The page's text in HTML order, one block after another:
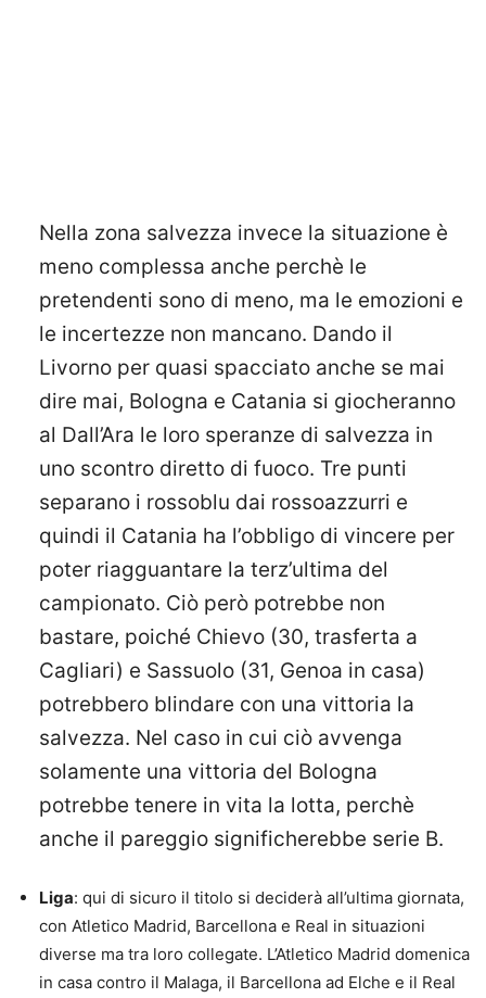
Nella zona salvezza invece la situazione è
meno complessa anche perchè le
pretendenti sono di meno, ma le emozioni e
le incertezze non mancano. Dando il
Livorno per quasi spacciato anche se mai
dire mai, Bologna e Catania si giocheranno
al Dall’Ara le loro speranze di salvezza in
uno scontro diretto di fuoco. Tre punti
separano i rossoblu dai rossoazzurri e
quindi il Catania ha l’obbligo di vincere per
poter riagguantare la terz’ultima del
campionato. Ciò però potrebbe non
bastare, poiché Chievo (30, trasferta a
Cagliari) e Sassuolo (31, Genoa in casa)
potrebbero blindare con una vittoria la
salvezza. Nel caso in cui ciò avvenga
solamente una vittoria del Bologna
potrebbe tenere in vita la lotta, perchè
anche il pareggio significherebbe serie B.
Liga: qui di sicuro il titolo si deciderà all’ultima giornata,
con Atletico Madrid, Barcellona e Real in situazioni
diverse ma tra loro collegate. L’Atletico Madrid domenica
in casa contro il Malaga, il Barcellona ad Elche e il Real